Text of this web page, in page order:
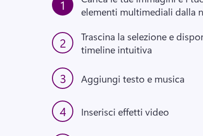
1
elementi multimediali dalla
2
Trascina la selezione e
timeline intuitiva
3 Aggiungi testo e musica
4 Inserisci effetti video